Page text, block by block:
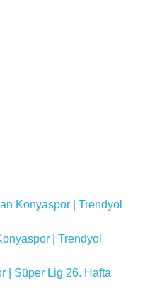
Konyaspor | Trendyol
| Trendyol
| Süper Lig 26. Hafta